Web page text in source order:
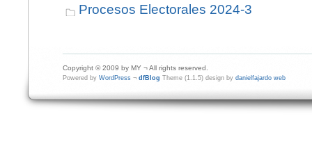
Procesos Electorales 2024-3
Copyright © 2009 by MY ¬ All rights reserved.
Powered by WordPress ¬ dfBlog Theme (1.1.5) design by danielfajardo web